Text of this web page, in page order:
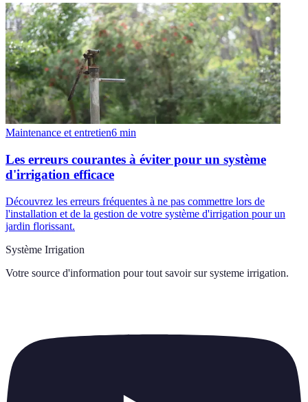
Maintenance et entretien6 min
Les erreurs courantes à éviter pour un système
d'irrigation efficace
Découvrez les erreurs fréquentes à ne pas commettre lors de
l'installation et de la gestion de votre système d'irrigation pour un
jardin florissant.
Système Irrigation
Votre source d'information pour tout savoir sur systeme irrigation.